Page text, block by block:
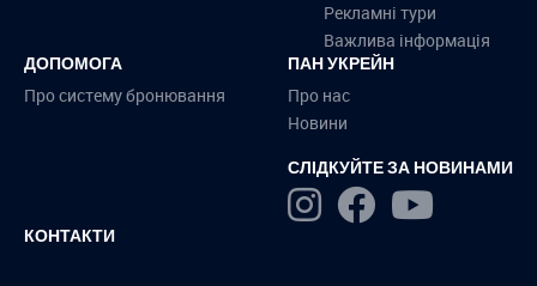
Рекламні тури
Важлива інформація
ДОПОМОГА
Про систему бронювання
ПАН УКРЕЙН
Про нас
Новини
СЛІДКУЙТЕ ЗА НОВИНАМИ
КОНТАКТИ